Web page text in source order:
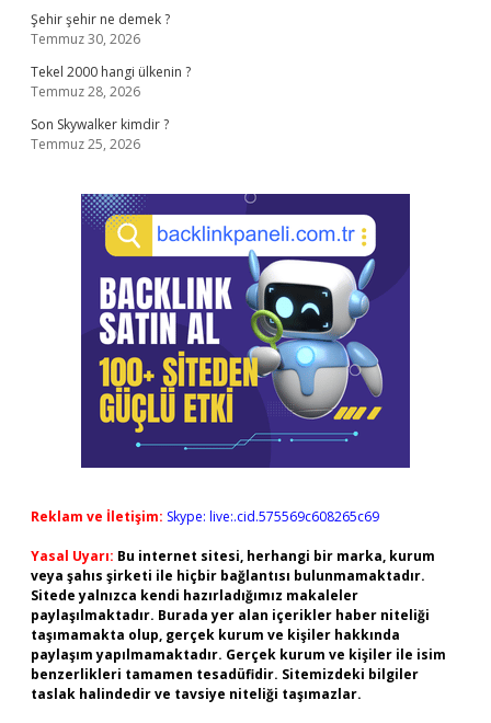
Şehir şehir ne demek ?
Temmuz 30, 2026
Tekel 2000 hangi ülkenin ?
Temmuz 28, 2026
Son Skywalker kimdir ?
Temmuz 25, 2026
Reklam ve İletişim: Skype: live:.cid.575569c608265c69
Yasal Uyarı: Bu internet sitesi, herhangi bir marka, kurum
veya şahıs şirketi ile hiçbir bağlantısı bulunmamaktadır.
Sitede yalnızca kendi hazırladığımız makaleler
paylaşılmaktadır. Burada yer alan içerikler haber niteliği
taşımamakta olup, gerçek kurum ve kişiler hakkında
paylaşım yapılmamaktadır. Gerçek kurum ve kişiler ile isim
benzerlikleri tamamen tesadüfidir. Sitemizdeki bilgiler
taslak halindedir ve tavsiye niteliği taşımazlar.